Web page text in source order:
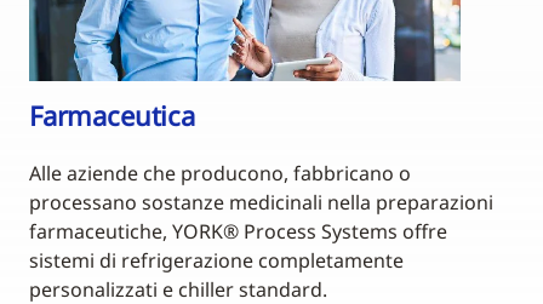
Farmaceutica
Alle aziende che producono, fabbricano o
processano sostanze medicinali nella preparazioni
farmaceutiche, YORK® Process Systems offre
sistemi di refrigerazione completamente
personalizzati e chiller standard.